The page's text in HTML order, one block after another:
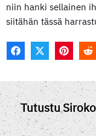
niin hanki sellainen
siitähän tässä
F
E
B
O
O
K
W
I
T
T
E
R
P
T
E
R
E
S
T
R
I
T
Tutustu